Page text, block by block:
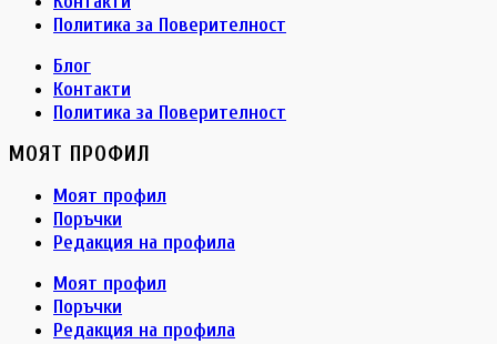
Политика за Поверителност
Блог
Контакти
Политика за Поверителност
МОЯТ ПРОФИЛ
Моят профил
Поръчки
Редакция на профила
Моят профил
Поръчки
Редакция на профила